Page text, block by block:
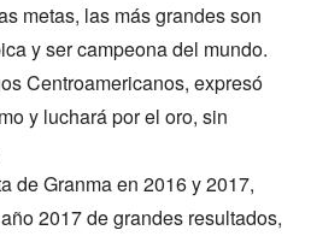
metas, las más grandes son
y ser campeona del mundo.
Centroamericanos, expresó
y luchará por el oro, sin
de Granma en 2016 y 2017,
2017 de grandes resultados,